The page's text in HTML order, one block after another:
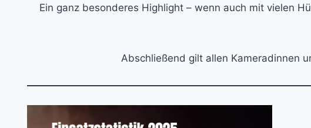
Ein ganz besonderes Highlight – wenn auch mit vielen
Abschließend gilt allen Kameradinnen